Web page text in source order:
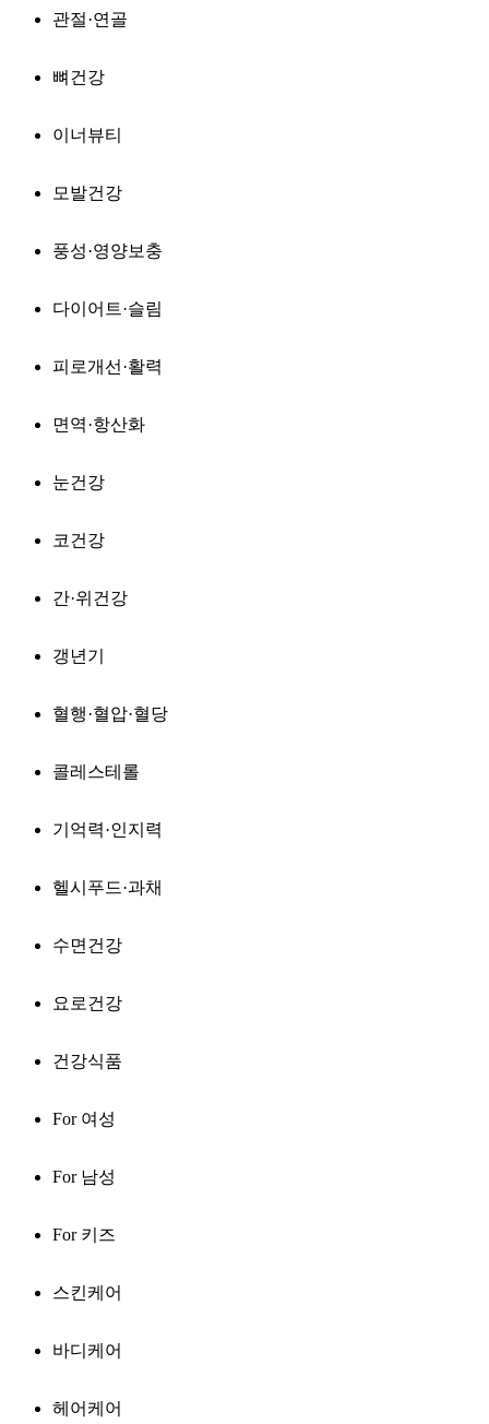
관절·연골
뼈건강
이너뷰티
모발건강
풍성·영양보충
다이어트·슬림
피로개선·활력
면역·항산화
눈건강
코건강
간·위건강
갱년기
혈행·혈압·혈당
콜레스테롤
기억력·인지력
헬시푸드·과채
수면건강
요로건강
건강식품
For 여성
For 남성
For 키즈
스킨케어
바디케어
헤어케어